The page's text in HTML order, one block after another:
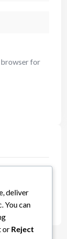
browser for
deliver
You can
or Reject